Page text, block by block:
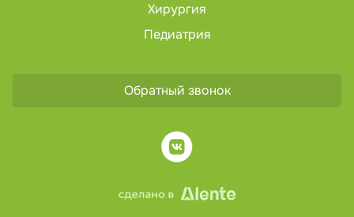
Хирургия
Педиатрия
Обратный звонок